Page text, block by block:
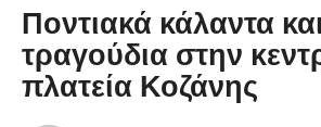
Ποντιακά κάλαντα
τραγούδια στην
πλατεία Κοζάνης